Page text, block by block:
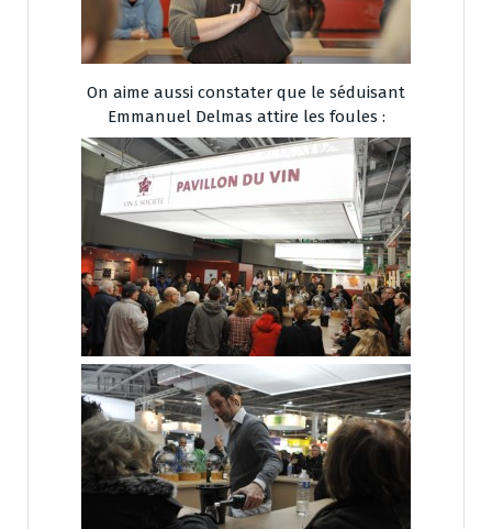
On aime aussi constater que le séduisant
Emmanuel Delmas attire les foules :